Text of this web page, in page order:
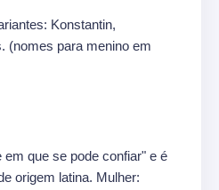
Konstantin,
(nomes para menino em
em que se pode confiar" e é
origem latina. Mulher: